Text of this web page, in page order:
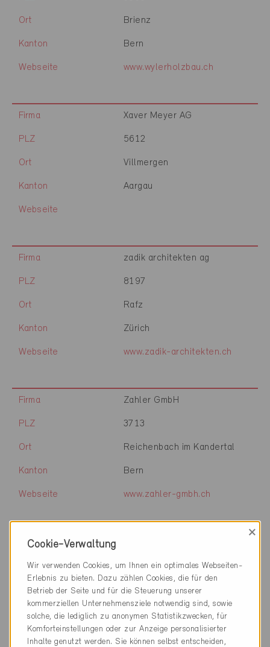
Ort Brienz
Kanton Bern
Webseite www.wylerholzbau.ch
Firma Xaver Meyer AG
PLZ 5612
Ort Villmergen
Kanton Aargau
Webseite
Firma zadik architekten ag
PLZ 8197
Ort Rafz
Kanton Zürich
Webseite www.zadik-architekten.ch
Firma Zahler GmbH
PLZ 3713
Ort Reichenbach im Kandertal
Kanton Bern
Webseite www.zahler-gmbh.ch
Firma
PLZ 3439
Ort Ranflüh
Kanton Bern
Webseite www.zaugg-architektur.ch
Cookie-Verwaltung
×
Wir verwenden Cookies, um Ihnen ein optimales Webseiten-
Erlebnis zu bieten. Dazu zählen Cookies, die für den
Betrieb der Seite und für die Steuerung unserer
kommerziellen Unternehmensziele notwendig sind, sowie
solche, die lediglich zu anonymen Statistikzwecken, für
Komforteinstellungen oder zur Anzeige personalisierter
Inhalte genutzt werden. Sie können selbst entscheiden,